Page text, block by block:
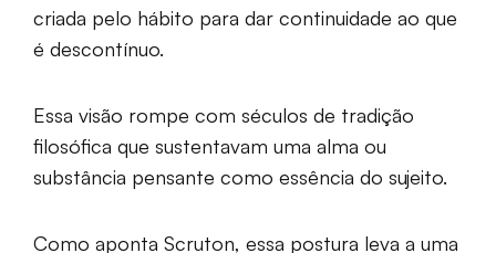
criada pelo hábito para dar continuidade ao que
é descontínuo.
Essa visão rompe com séculos de tradição
filosófica que sustentavam uma alma ou
substância pensante como essência do sujeito.
Como aponta Scruton, essa postura leva a uma